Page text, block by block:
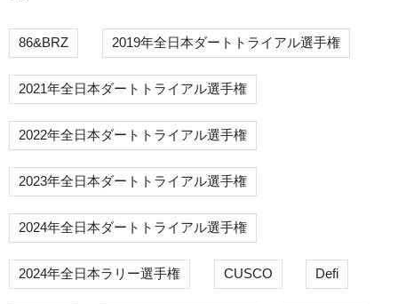
86&BRZ 2019年全日本ダートトライアル選手権
2021年全日本ダートトライアル選手権
2022年全日本ダートトライアル選手権
2023年全日本ダートトライアル選手権
2024年全日本ダートトライアル選手権
2024年全日本ラリー選手権 CUSCO Defi